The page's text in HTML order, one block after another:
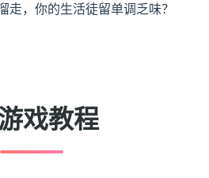
走，你的生活徒留单调乏味？
戏教程